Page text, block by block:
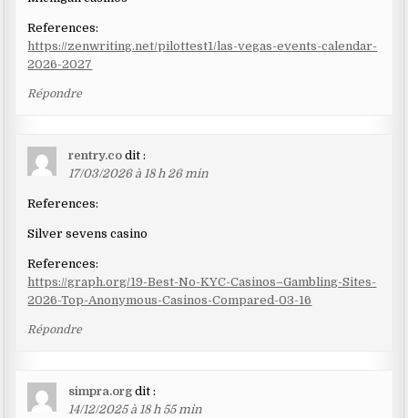
References:
https://zenwriting.net/pilottest1/las-vegas-events-calendar-
2026-2027
Répondre
rentry.co dit :
17/03/2026 à 18 h 26 min
References:
Silver sevens casino
References:
https://graph.org/19-Best-No-KYC-Casinos–Gambling-Sites-
2026-Top-Anonymous-Casinos-Compared-03-16
Répondre
simpra.org dit :
14/12/2025 à 18 h 55 min